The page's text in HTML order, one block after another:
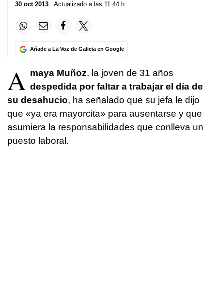
30 oct 2013 . Actualizado a las 11:44 h.
Añade a La Voz de Galicia en Google
A maya Muñoz, la joven de 31 años
despedida por faltar a trabajar el día de
su desahucio, ha señalado que su jefa le dijo
que «ya era mayorcita» para ausentarse y que
asumiera la responsabilidades que conlleva un
puesto laboral.